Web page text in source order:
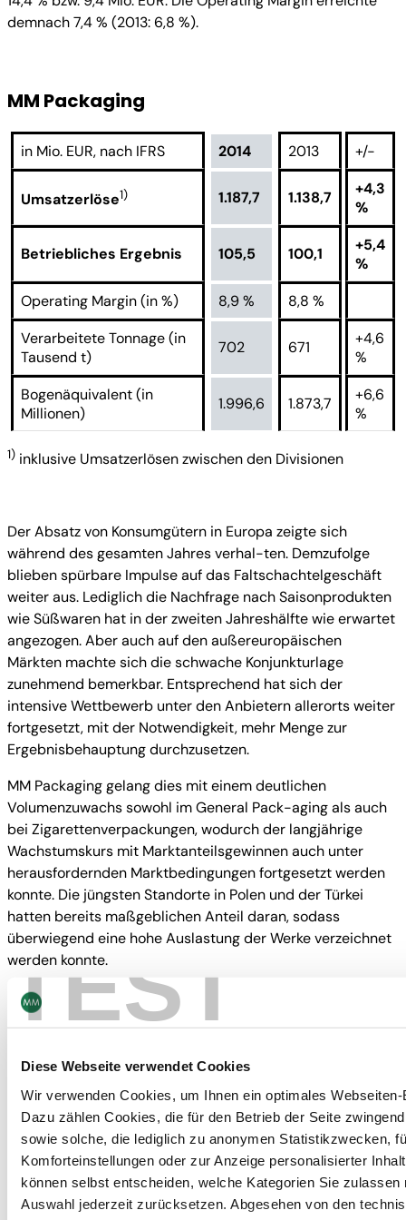
TEST
Diese Webseite verwendet Cookies
Wir verwenden Cookies, um Ihnen ein optimales
Dazu zählen Cookies, die für den Betrieb der Seite
sowie solche, die lediglich zu anonymen Statistikzwecken,
Komforteinstellungen oder zur Anzeige personalisierter
können selbst entscheiden, welche Kategorien Sie zulassen
Auswahl jederzeit zurücksetzen. Abgesehen von den
demnach 7,4 % (2013: 6,8 %).
MM Packaging
in Mio. EUR, nach IFRS 2014 2013 +/-
Umsatzerlöse1) 1.187,7 1.138,7
+4,3
%
Betriebliches Ergebnis 105,5 100,1
+5,4
%
Operating Margin (in %)
8,9 %
8,8 %
Verarbeitete Tonnage (in
Tausend t)
702 671
+4,6
%
Bogenäquivalent (in
Millionen)
1.996,6 1.873,7
+6,6
%
1) inklusive Umsatzerlösen zwischen den Divisionen
Der Absatz von Konsumgütern in Europa zeigte sich
während des gesamten Jahres verhal-ten. Demzufolge
blieben spürbare Impulse auf das Faltschachtelgeschäft
weiter aus. Lediglich die Nachfrage nach Saisonprodukten
wie Süßwaren hat in der zweiten Jahreshälfte wie erwartet
angezogen. Aber auch auf den außereuropäischen
Märkten machte sich die schwache Konjunkturlage
zunehmend bemerkbar. Entsprechend hat sich der
intensive Wettbewerb unter den Anbietern allerorts weiter
fortgesetzt, mit der Notwendigkeit, mehr Menge zur
Ergebnisbehauptung durchzusetzen.
MM Packaging gelang dies mit einem deutlichen
Volumenzuwachs sowohl im General Pack-aging als auch
bei Zigarettenverpackungen, wodurch der langjährige
Wachstumskurs mit Marktanteilsgewinnen auch unter
herausfordernden Marktbedingungen fortgesetzt werden
konnte. Die jüngsten Standorte in Polen und der Türkei
hatten bereits maßgeblichen Anteil daran, sodass
überwiegend eine hohe Auslastung der Werke verzeichnet
werden konnte.
Wie bisher war auch im Geschäftsjahr 2014 eine Vielzahl
von Maßnahmen darauf ausgerich-tet, durch Steigerungen
Ertragsstärke von MM Packaging auf hohem Niveau zu
insbesondere die Werke in Polen, Rumänien, der Türkei und
Vietnam. In Gaziantep, im Zentrum Ostanatoliens, hat MM
Packaging einen neu errichteten vierten Faltschachtel-
standort in der Türkei in Betrieb genommen. An den
anderen Standorten wurden die Kapazitä-ten maßgeblich
erweitert.